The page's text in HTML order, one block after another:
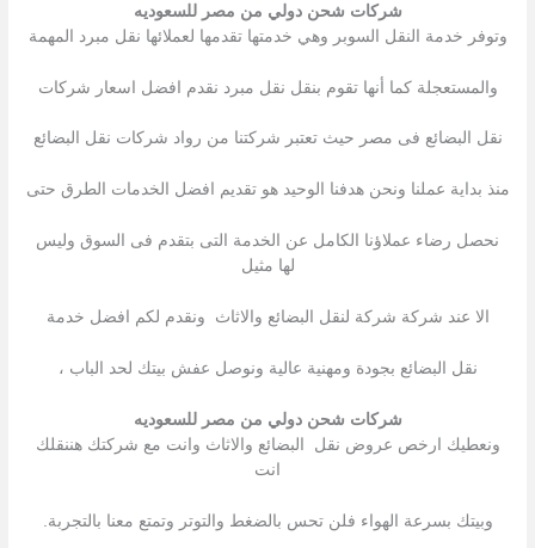
شركات شحن دولي من مصر للسعوديه
وتوفر خدمة النقل السوبر وهي خدمتها تقدمها لعملائها نقل مبرد المهمة
والمستعجلة كما أنها تقوم بنقل نقل مبرد نقدم افضل اسعار شركات
نقل البضائع فى مصر حيث تعتبر شركتنا من رواد شركات نقل البضائع
منذ بداية عملنا ونحن هدفنا الوحيد هو تقديم افضل الخدمات الطرق حتى
نحصل رضاء عملاؤنا الكامل عن الخدمة التى بتقدم فى السوق وليس
لها مثيل
الا عند شركة شركة لنقل البضائع والاثاث ونقدم لكم افضل خدمة
نقل البضائع بجودة ومهنية عالية ونوصل عفش بيتك لحد الباب ،
شركات شحن دولي من مصر للسعوديه
ونعطيك ارخص عروض نقل البضائع والاثاث وانت مع شركتك هننقلك
انت
وبيتك بسرعة الهواء فلن تحس بالضغط والتوتر وتمتع معنا بالتجربة.